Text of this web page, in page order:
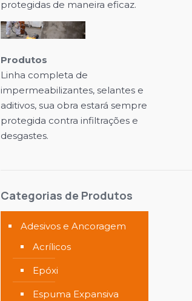
protegidas de maneira eficaz.
Produtos
Linha completa de
impermeabilizantes, selantes e
aditivos, sua obra estará sempre
protegida contra infiltrações e
desgastes.
Categorias de Produtos
Adesivos e Ancoragem
Acrílicos
Epóxi
Espuma Expansiva